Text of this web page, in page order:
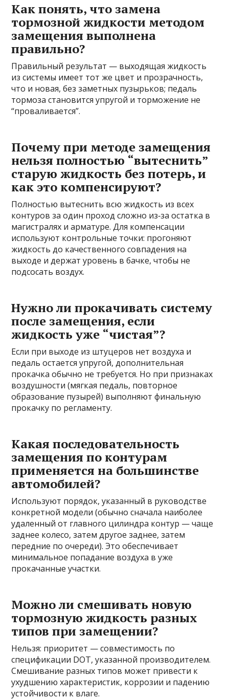
Как понять, что замена
тормозной жидкости методом
замещения выполнена
правильно?
Правильный результат — выходящая жидкость
из системы имеет тот же цвет и прозрачность,
что и новая, без заметных пузырьков; педаль
тормоза становится упругой и торможение не
“проваливается”.
Почему при методе замещения
нельзя полностью “вытеснить”
старую жидкость без потерь, и
как это компенсируют?
Полностью вытеснить всю жидкость из всех
контуров за один проход сложно из‑за остатка в
магистралях и арматуре. Для компенсации
используют контрольные точки: прогоняют
жидкость до качественного совпадения на
выходе и держат уровень в бачке, чтобы не
подсосать воздух.
Нужно ли прокачивать систему
после замещения, если
жидкость уже “чистая”?
Если при выходе из штуцеров нет воздуха и
педаль остается упругой, дополнительная
прокачка обычно не требуется. Но при признаках
воздушности (мягкая педаль, повторное
образование пузырей) выполняют финальную
прокачку по регламенту.
Какая последовательность
замещения по контурам
применяется на большинстве
автомобилей?
Используют порядок, указанный в руководстве
конкретной модели (обычно сначала наиболее
удаленный от главного цилиндра контур — чаще
заднее колесо, затем другое заднее, затем
передние по очереди). Это обеспечивает
минимальное попадание воздуха в уже
прокачанные участки.
Можно ли смешивать новую
тормозную жидкость разных
типов при замещении?
Нельзя: приоритет — совместимость по
спецификации DOT, указанной производителем.
Смешивание разных типов может привести к
ухудшению характеристик, коррозии и падению
устойчивости к влаге.